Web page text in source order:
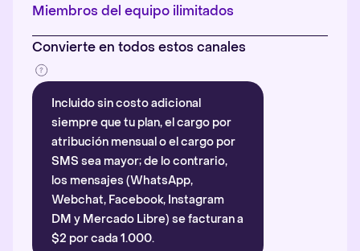
Miembros del equipo ilimitados
Convierte en todos estos canales
Incluido sin costo adicional
siempre que tu plan, el cargo por
atribución mensual o el cargo por
SMS sea mayor; de lo contrario,
los mensajes (WhatsApp,
Webchat, Facebook, Instagram
DM y Mercado Libre) se facturan a
$2 por cada 1.000.